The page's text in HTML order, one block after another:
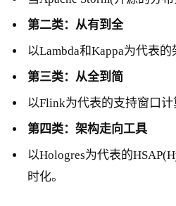
第二类：从有到全
以Lambda和Kappa为代表
第三类：从全到简
以Flink为代表的支持窗口
第四类：架构走向工具
以Hologres为代表的
时化。